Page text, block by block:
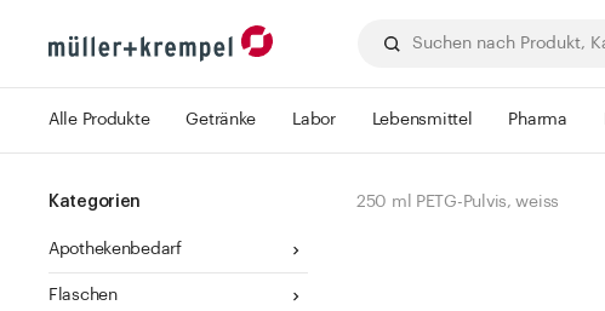
Alle Produkte Getränke Labor Lebensmittel Pharma
Kategorien
Apothekenbedarf
Flaschen
250 ml PETG-Pulvis, weiss